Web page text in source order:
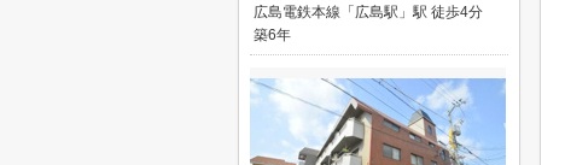
広島電鉄本線「広島駅」駅 徒歩4分
築6年